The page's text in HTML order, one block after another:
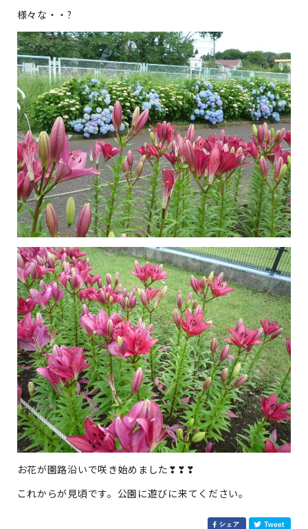
様々な・・?
お花が園路沿いで咲き始めました❣❣❣
これからが見頃です。公園に遊びに来てください。